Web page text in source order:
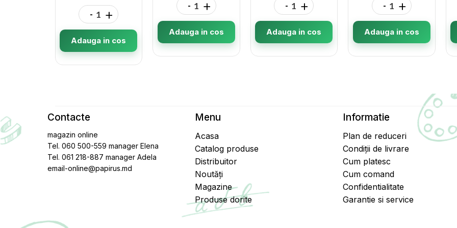
- +
Adauga in cos
- +
Adauga in cos
- +
Adauga in cos
- +
Adauga in cos
Contacte
magazin online
Tel. 060 500-559 manager Elena
Tel. 061 218-887 manager Adela
email-online@papirus.md
Menu
Acasa
Catalog produse
Distribuitor
Noutăți
Magazine
Produse dorite
Informatie
Plan de reduceri
Condiții de livrare
Cum platesc
Cum comand
Confidentialitate
Garantie si service